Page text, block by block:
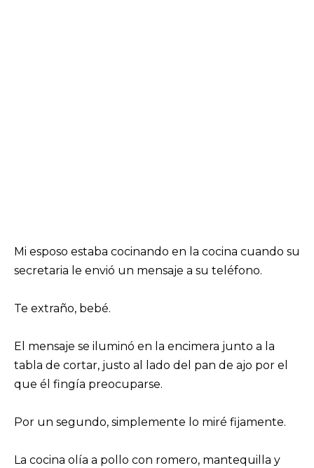
Mi esposo estaba cocinando en la cocina cuando su
secretaria le envió un mensaje a su teléfono.
Te extraño, bebé.
El mensaje se iluminó en la encimera junto a la
tabla de cortar, justo al lado del pan de ajo por el
que él fingía preocuparse.
Por un segundo, simplemente lo miré fijamente.
La cocina olía a pollo con romero, mantequilla y